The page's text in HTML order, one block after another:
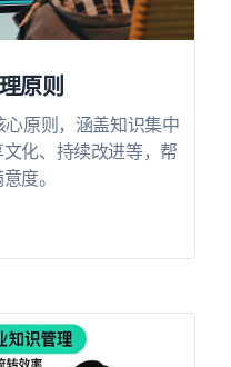
原则
原则，涵盖知识集中
化、持续改进等，帮
度。